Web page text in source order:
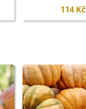
114 Kč